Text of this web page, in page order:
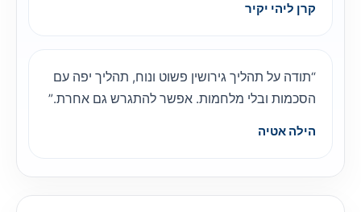
קרן ליהי יקיר
“תודה על תהליך גירושין פשוט ונוח, תהליך יפה עם
הסכמות ובלי מלחמות. אפשר להתגרש גם אחרת.”
הילה אטיה